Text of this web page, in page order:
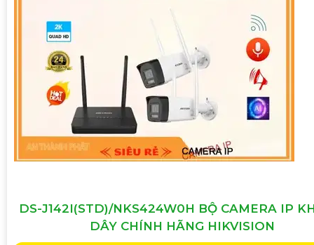
DS-J142I(STD)/NKS424W0H BỘ CAMERA IP
DÂY CHÍNH HÃNG HIKVISION